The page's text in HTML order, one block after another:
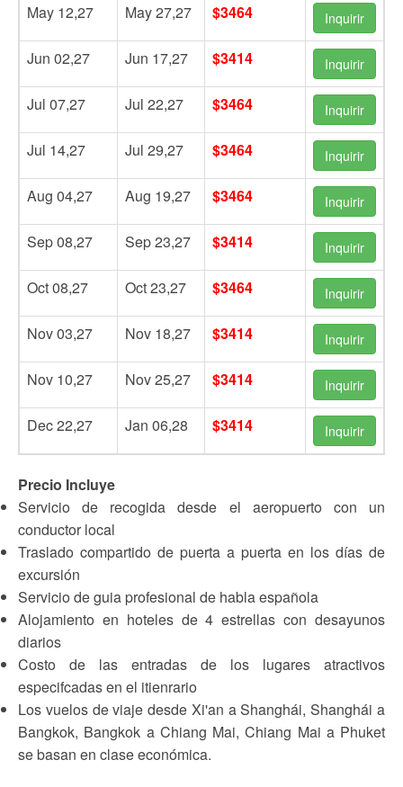
May 12,27 May 27,27 $3464 Inquirir
Jun 02,27 Jun 17,27 $3414 Inquirir
Jul 07,27 Jul 22,27 $3464 Inquirir
Jul 14,27 Jul 29,27 $3464 Inquirir
Aug 04,27 Aug 19,27 $3464 Inquirir
Sep 08,27 Sep 23,27 $3414 Inquirir
Oct 08,27 Oct 23,27 $3464 Inquirir
Nov 03,27 Nov 18,27 $3414 Inquirir
Nov 10,27 Nov 25,27 $3414 Inquirir
Dec 22,27 Jan 06,28 $3414 Inquirir
Precio Incluye
Servicio de recogida desde el aeropuerto con un
conductor local
Traslado compartido de puerta a puerta en los días de
excursión
Servicio de guia profesional de habla española
Alojamiento en hoteles de 4 estrellas con desayunos
diarios
Costo de las entradas de los lugares atractivos
especifcadas en el itienrario
Los vuelos de viaje desde Xi'an a Shanghái, Shanghái a
Bangkok, Bangkok a Chiang Mai, Chiang Mai a Phuket
se basan en clase económica.